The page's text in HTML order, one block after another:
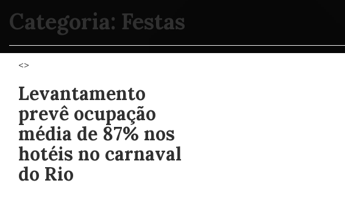
Categoria: Festas
<>
Levantamento
prevê ocupação
média de 87% nos
hotéis no carnaval
do Rio